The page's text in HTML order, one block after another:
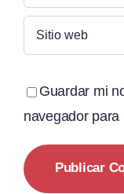
Guardar mi
navegador